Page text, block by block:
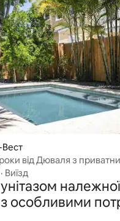
Вест
від Дюваля з
· Виїзд
особливими